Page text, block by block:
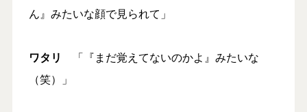
ん』みたいな顔で見られて」
ワタリ
「『まだ覚えてないのかよ』みたいな
（笑）」